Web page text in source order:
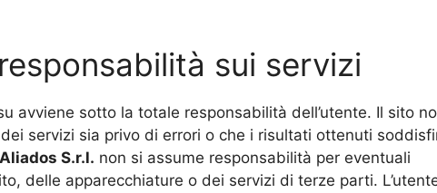
sui servizi
avviene sotto la totale responsabilità dell’utente. Il sito
dei servizi sia privo di errori o che i risultati ottenuti
Aliados S.r.l. non si assume responsabilità per eventuali
delle apparecchiature o dei servizi di terze parti.